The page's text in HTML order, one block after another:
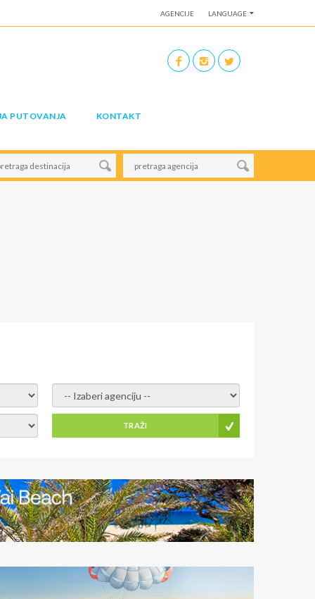
AGENCIJE LANGUAGE
PUTOVANJA KONTAKT
- izaberi agenciju -
TRAŽI